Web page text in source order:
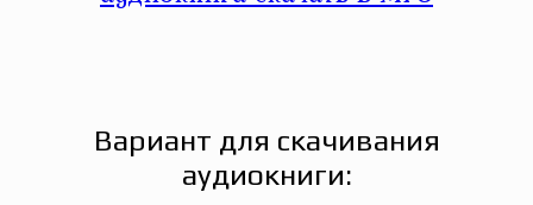
Вариант для скачивания
аудиокниги: